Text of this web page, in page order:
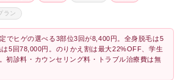
ラン
でヒゲの選べる3部位3回が8,400円。全身脱毛は5
5回78,000円。のりかえ割は最大22%OFF、学生
初診料・カウンセリング料・トラブル治療費は無